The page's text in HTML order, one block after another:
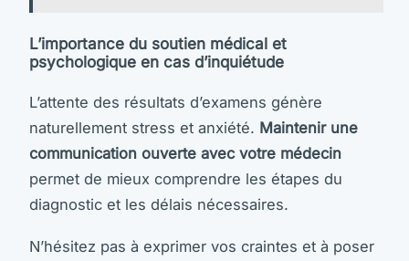
L’importance du soutien médical et
psychologique en cas d’inquiétude
L’attente des résultats d’examens génère
naturellement stress et anxiété. Maintenir une
communication ouverte avec votre médecin
permet de mieux comprendre les étapes du
diagnostic et les délais nécessaires.
N’hésitez pas à exprimer vos craintes et à poser